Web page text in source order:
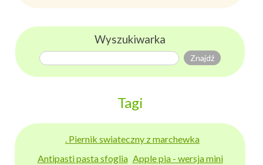
Wyszukiwarka
Tagi
. Piernik swiateczny z marchewka
Antipasti pasta sfoglia Apple pia - wersja mini